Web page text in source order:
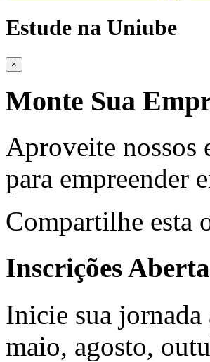
Estude na Uniube
×
Monte Sua
Aproveite nossos
para empreender
Compartilhe esta
Inscrições
Inicie sua jornada
maio, agosto,